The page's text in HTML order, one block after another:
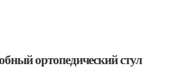
ортопедический стул